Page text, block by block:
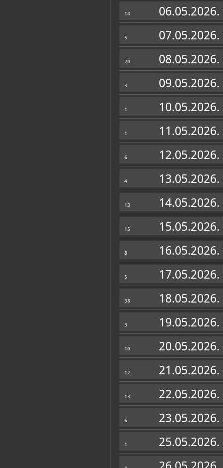
14 06.05.2026.
5 07.05.2026.
20 08.05.2026.
3 09.05.2026.
1 10.05.2026.
1 11.05.2026.
6 12.05.2026.
4 13.05.2026.
13 14.05.2026.
15 15.05.2026.
8 16.05.2026.
5 17.05.2026.
38 18.05.2026.
3 19.05.2026.
10 20.05.2026.
12 21.05.2026.
13 22.05.2026.
6 23.05.2026.
1 25.05.2026.
Muzej
Zbirke
OSTALE ZBIRKE
Muzej u fondovima MDC-a
Plakatoteka (11)